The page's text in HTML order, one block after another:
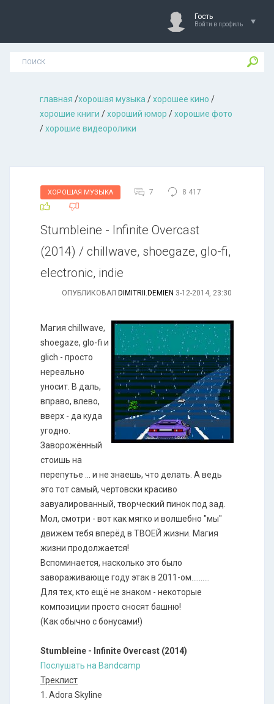
Гость
Войти в профиль
главная /хорошая музыкa /хорошее кино /
хорошие книги /хороший юмор /хорошие фото
/хорошие видеоролики
ХОРОШАЯ МУЗЫКА 7 8 417
Stumbleine - Infinite Overcast
(2014) / chillwave, shoegaze, glo-fi,
electronic, indie
ОПУБЛИКОВАЛ DIMITRII.DEMIEN 3-12-2014, 23:30
Магия chillwave,
shoegaze, glo-fi и
glich - просто
нереально
уносит. В даль,
вправо, влево,
вверх - да куда
угодно.
Заворожённый
стоишь на
перепутье ... и не знаешь, что делать. А ведь
это тот самый, чертовски красиво
завуалированный, творческий пинок под зад.
Мол, смотри - вот как мягко и волшебно "мы"
движем тебя вперёд в ТВОЕЙ жизни. Магия
жизни продолжается!
Вспоминается, насколько это было
завораживающе году этак в 2011-ом..........
Для тех, кто ещё не знаком - некоторые
композиции просто сносят башню!
(Как обычно с бонусами!)
Stumbleine - Infinite Overcast (2014)
Послушать на Bandcamp
Треклист
1. Adora Skyline